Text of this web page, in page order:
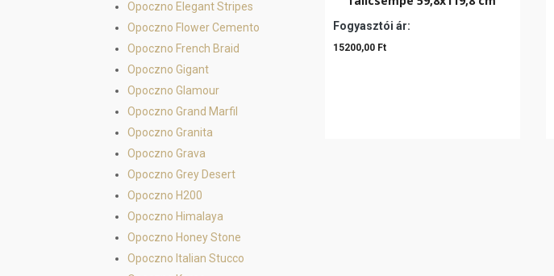
Fogyasztói ár:
15200,00 Ft
Opoczno Elegant Stripes
Opoczno Flower Cemento
Opoczno French Braid
Opoczno Gigant
Opoczno Glamour
Opoczno Grand Marfil
Opoczno Granita
Opoczno Grava
Opoczno Grey Desert
Opoczno H200
Opoczno Himalaya
Opoczno Honey Stone
Opoczno Italian Stucco